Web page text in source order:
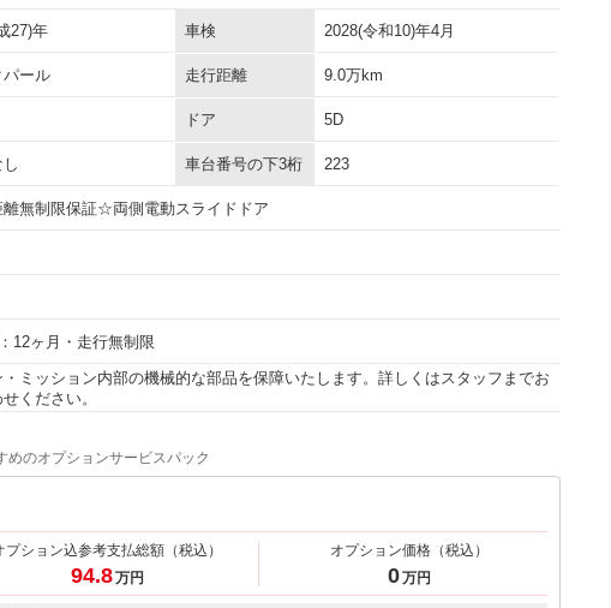
27)年 車検 2028(令和10)年4月
パール 走行距離 9.0万km
ドア 5D
車台番号の下3桁 223
無制限保証☆両側電動スライドドア
12ヶ月・走行無制限
・ミッション内部の機械的な部品を保障いたします。詳しくはスタッフまでお
ください。
のオプションサービスパック
プション込参考支払総額 （税込）
94.8万円
オプション価格（税込）
0万円